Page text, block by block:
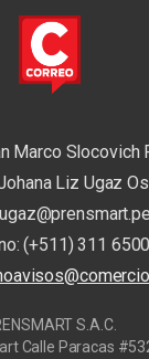
Marco Slocovich
Liz Ugaz
(+511) 311 6500
S.A.C.
Calle Paracas